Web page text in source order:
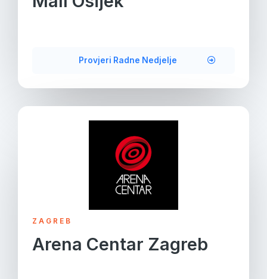
Provjeri Radne Nedjelje
ZAGREB
Arena Centar Zagreb